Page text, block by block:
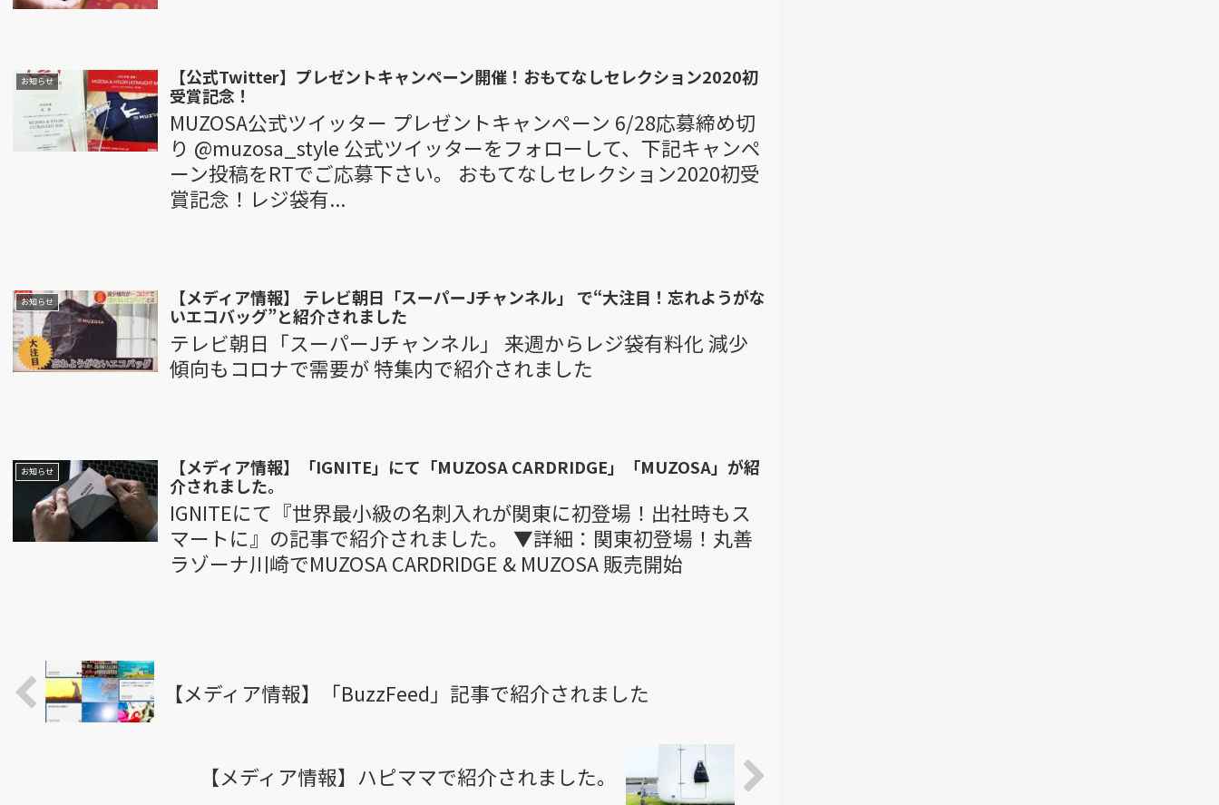
お知らせ
【公式Twitter】プレゼントキャンペーン開催！おもてなしセレクション2020初
受賞記念！
MUZOSA公式ツイッター プレゼントキャンペーン 6/28応募締め切
り @muzosa_style 公式ツイッターをフォローして、下記キャンペ
ーン投稿をRTでご応募下さい。 おもてなしセレクション2020初受
賞記念！レジ袋有...
お知らせ
【メディア情報】 テレビ朝日「スーパーJチャンネル」 で“大注目！忘れようがな
いエコバッグ”と紹介されました
テレビ朝日「スーパーJチャンネル」 来週からレジ袋有料化 減少
傾向もコロナで需要が 特集内で紹介されました
お知らせ
【メディア情報】「IGNITE」にて「MUZOSA CARDRIDGE」「MUZOSA」が紹
介されました。
IGNITEにて『世界最小級の名刺入れが関東に初登場！出社時もス
マートに』の記事で紹介されました。 ▼詳細：関東初登場！丸善
ラゾーナ川崎でMUZOSA CARDRIDGE & MUZOSA 販売開始
【メディア情報】「BuzzFeed」記事で紹介されました
【メディア情報】ハピママで紹介されました。